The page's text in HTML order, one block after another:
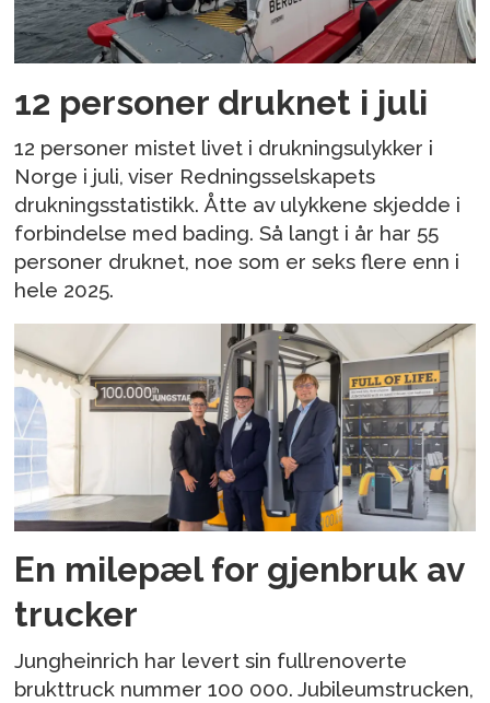
12 personer druknet i juli
12 personer mistet livet i drukningsulykker i
Norge i juli, viser Redningsselskapets
drukningsstatistikk. Åtte av ulykkene skjedde i
forbindelse med bading. Så langt i år har 55
personer druknet, noe som er seks flere enn i
hele 2025.
En milepæl for gjenbruk av
trucker
Jungheinrich har levert sin fullrenoverte
brukttruck nummer 100 000. Jubileumstrucken,